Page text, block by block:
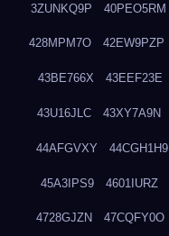
3ZUNKQ9P 40PEO5RM
428MPM7O 42EW9PZP
43BE766X 43EEF23E
43U16JLC 43XY7A9N
44AFGVXY 44CGH1H9
45A3IPS9 4601IURZ
4728GJZN 47CQFY0O